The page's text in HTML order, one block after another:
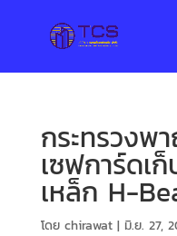
กระทรวงพ
เซฟการ์ดเก็
เหล็ก H-
โดย chirawat| มิ.ย. 27,